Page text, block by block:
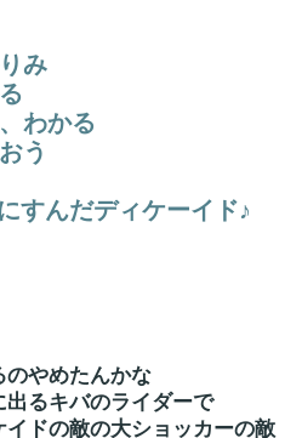
み
わかる
う
すんだディケーイド♪
のやめたんかな
るキバのライダーで
ドの敵の大ショッカーの敵